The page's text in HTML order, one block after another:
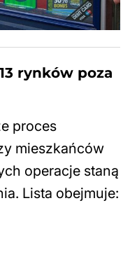
rynków poza
proces
mieszkańców
operacje staną
Lista obejmuje: